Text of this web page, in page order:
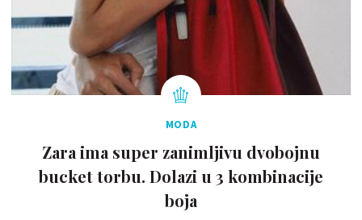
MODA
Zara ima super zanimljivu dvobojnu
bucket torbu. Dolazi u 3 kombinacije
boja